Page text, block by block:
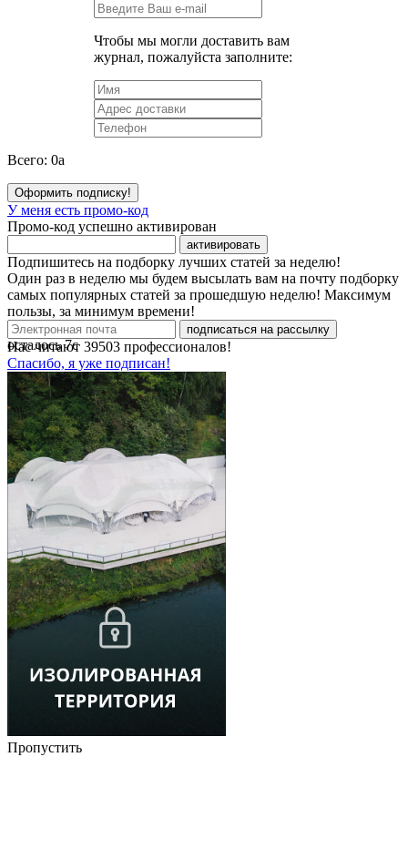
Чтобы мы могли доставить вам
журнал, пожалуйста заполните:
Всего: 0a
Оформить подписку!
У меня есть промо-код
Промо-код успешно активирован
активировать
Подпишитесь на подборку лучших статей за неделю!
Один раз в неделю мы будем высылать вам на почту подборку
самых популярных статей за прошедшую неделю! Максимум
пользы, за минимум времени!
подписаться на рассылку
Нас читают 39503 профессионалов!
Спасибо, я уже подписан!
осталось7с
Пропустить